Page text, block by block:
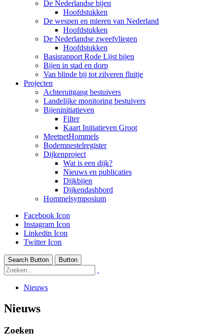
De Nederlandse bijen
Hoofdstukken
De wespen en mieren van Nederland
Hoofdstukken
De Nederlandse zweefvliegen
Hoofdstukken
Basisrapport Rode Lijst bijen
Bijen in stad en dorp
Van blinde bij tot zilveren fluitje
Projecten
Achteruitgang bestuivers
Landelijke monitoring bestuivers
Bijeninitiatieven
Filter
Kaart Initiatieven Groot
MeetnetHommels
Bodemnestelregister
Dijkenproject
Wat is een dijk?
Nieuws en publicaties
Dijkbijen
Dijkendashbord
Hommelsymposium
Facebook Icon
Instagram Icon
Linkedin Icon
Twitter Icon
Search Button Button
Nieuws
Nieuws
Zoeken